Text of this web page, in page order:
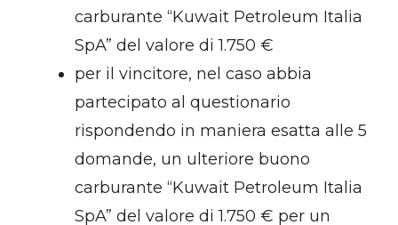
carburante “Kuwait Petroleum Italia
SpA” del valore di 1.750 €
per il vincitore, nel caso abbia
partecipato al questionario
rispondendo in maniera esatta alle 5
domande, un ulteriore buono
carburante “Kuwait Petroleum Italia
SpA” del valore di 1.750 € per un